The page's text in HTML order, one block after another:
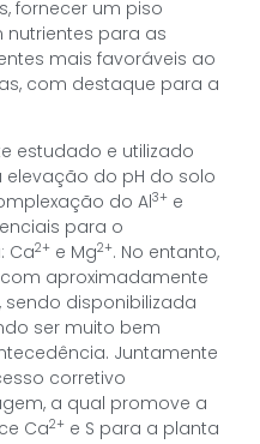
fornecer um piso
para as
mais favoráveis ao
com destaque para a
estudado e utilizado
do pH do solo
do Al3+ e
para o
Ca2+ e Mg2+. No entanto,
aproximadamente
sendo disponibilizada
ser muito bem
Juntamente
corretivo
a qual promove a
Ca2+ e S para a planta